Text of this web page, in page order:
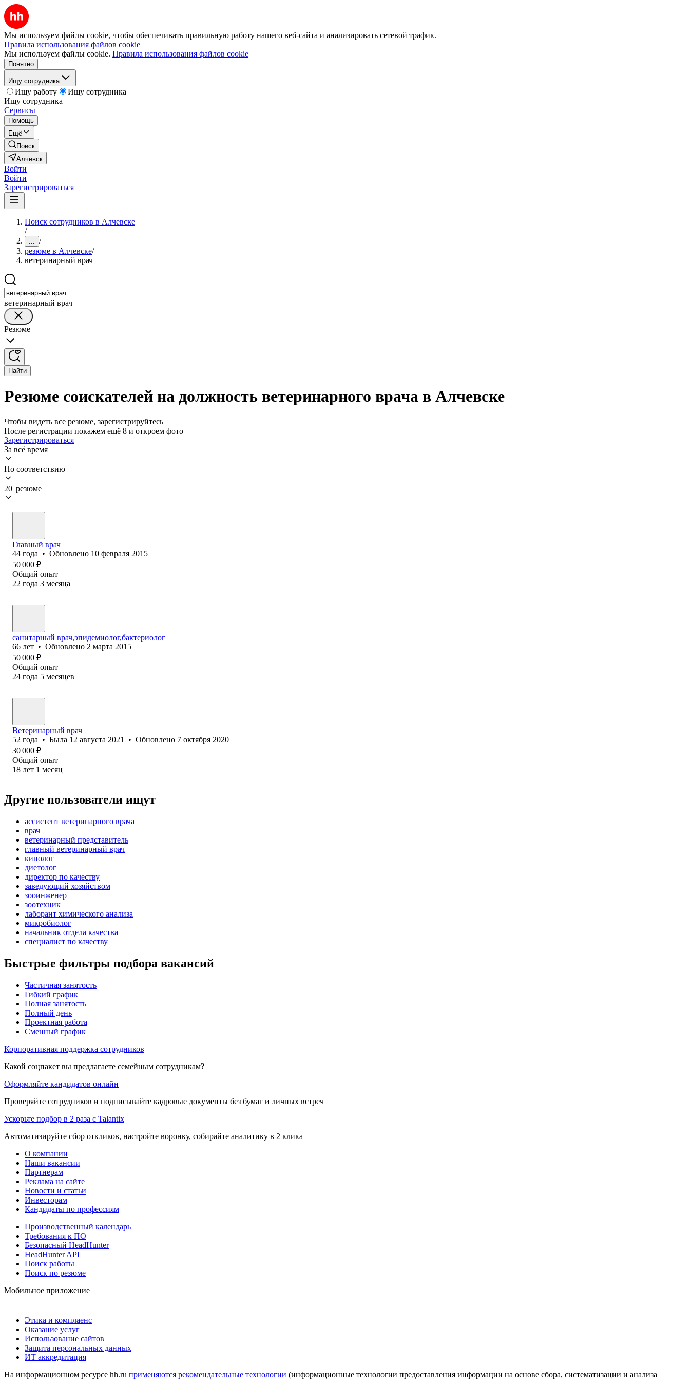
Мы используем файлы cookie, чтобы обеспечивать правильную работу нашего веб-сайта и анализировать сетевой трафик.
Правила использования файлов cookie
Мы используем файлы cookie. Правила использования файлов cookie
Понятно
Ищу сотрудника
Ищу работу
Ищу сотрудника
Ищу сотрудника
Сервисы
Помощь
Ещё
Поиск
Алчевск
Войти
Войти
Зарегистрироваться
Поиск сотрудников в Алчевске
/
... /
резюме в Алчевске/
ветеринарный врач
ветеринарный врач
Резюме
Найти
Резюме соискателей на должность ветеринарного врача в Алчевске
Чтобы видеть все резюме, зарегистрируйтесь
После регистрации покажем ещё 8 и откроем фото
Зарегистрироваться
За всё время
По соответствию
20 резюме
Главный врач
44 года • Обновлено 10 февраля 2015
50 000 ₽
Общий опыт
22 года 3 месяца
санитарный врач,эпидемиолог,бактериолог
66 лет • Обновлено 2 марта 2015
50 000 ₽
Общий опыт
24 года 5 месяцев
Ветеринарный врач
52 года • Была 12 августа 2021 • Обновлено 7 октября 2020
30 000 ₽
Общий опыт
18 лет 1 месяц
Другие пользователи ищут
ассистент ветеринарного врача
врач
ветеринарный представитель
главный ветеринарный врач
кинолог
диетолог
директор по качеству
заведующий хозяйством
зооинженер
зоотехник
лаборант химического анализа
микробиолог
начальник отдела качества
специалист по качеству
Быстрые фильтры подбора вакансий
Частичная занятость
Гибкий график
Полная занятость
Полный день
Проектная работа
Сменный график
Корпоративная поддержка сотрудников
Какой соцпакет вы предлагаете семейным сотрудникам?
Оформляйте кандидатов онлайн
Проверяйте сотрудников и подписывайте кадровые документы без бумаг и личных встреч
Ускорьте подбор в 2 раза с Talantix
Автоматизируйте сбор откликов, настройте воронку, собирайте аналитику в 2 клика
О компании
Наши вакансии
Партнерам
Реклама на сайте
Новости и статьи
Инвесторам
Кандидаты по профессиям
Производственный календарь
Требования к ПО
Безопасный HeadHunter
HeadHunter API
Поиск работы
Поиск по резюме
Мобильное приложение
Этика и комплаенс
Оказание услуг
Использование сайтов
Защита персональных данных
ИТ аккредитация
На информационном ресурсе hh.ru применяются рекомендательные технологии (информационные технологии предоставления информации на основе сбора, систематизации и анализа